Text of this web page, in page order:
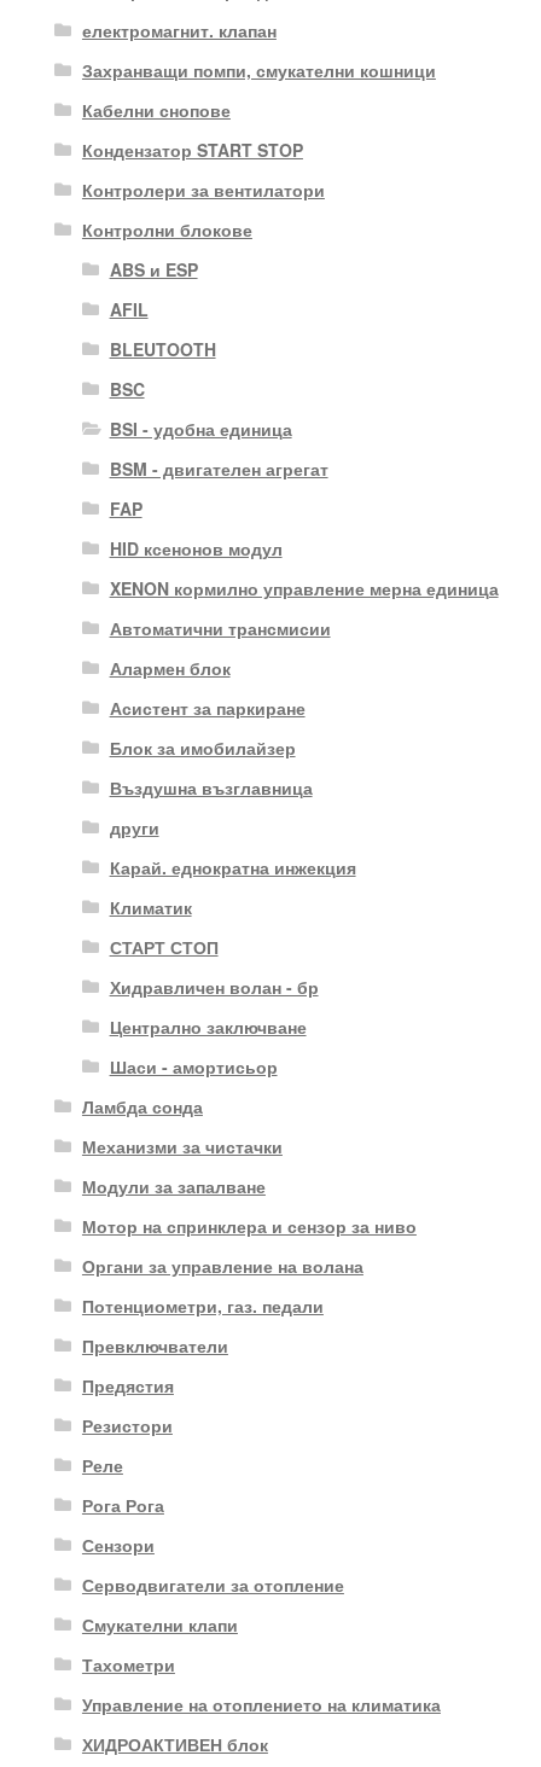
електромагнит. клапан
Захранващи помпи, смукателни кошници
Кабелни снопове
Кондензатор START STOP
Контролери за вентилатори
Контролни блокове
ABS и ESP
AFIL
BLEUTOOTH
BSC
BSI - удобна единица
BSM - двигателен агрегат
FAP
HID ксенонов модул
XENON кормилно управление мерна единица
Автоматични трансмисии
Алармен блок
Асистент за паркиране
Блок за имобилайзер
Въздушна възглавница
други
Карай. еднократна инжекция
Климатик
СТАРТ СТОП
Хидравличен волан - бр
Централно заключване
Шаси - амортисьор
Ламбда сонда
Механизми за чистачки
Модули за запалване
Мотор на спринклера и сензор за ниво
Органи за управление на волана
Потенциометри, газ. педали
Превключватели
Предястия
Резистори
Реле
Рога Рога
Сензори
Серводвигатели за отопление
Смукателни клапи
Тахометри
Управление на отоплението на климатика
ХИДРОАКТИВЕН блок